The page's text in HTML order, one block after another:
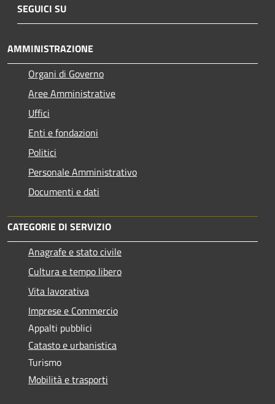
SEGUICI SU
AMMINISTRAZIONE
Organi di Governo
Aree Amministrative
Uffici
Enti e fondazioni
Politici
Personale Amministrativo
Documenti e dati
CATEGORIE DI SERVIZIO
Anagrafe e stato civile
Cultura e tempo libero
Vita lavorativa
Imprese e Commercio
Appalti pubblici
Catasto e urbanistica
Turismo
Mobilità e trasporti